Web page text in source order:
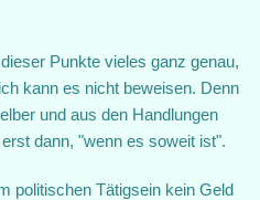
Punkte vieles ganz genau,
kann es nicht beweisen. Denn
und aus den Handlungen
dann, "wenn es soweit ist".
politischen Tätigsein kein Geld